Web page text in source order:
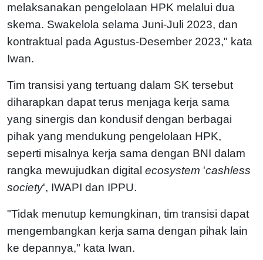
melaksanakan pengelolaan HPK melalui dua
skema. Swakelola selama Juni-Juli 2023, dan
kontraktual pada Agustus-Desember 2023," kata
Iwan.
Tim transisi yang tertuang dalam SK tersebut
diharapkan dapat terus menjaga kerja sama
yang sinergis dan kondusif dengan berbagai
pihak yang mendukung pengelolaan HPK,
seperti misalnya kerja sama dengan BNI dalam
rangka mewujudkan digital ecosystem 'cashless
society', IWAPI dan IPPU.
"Tidak menutup kemungkinan, tim transisi dapat
mengembangkan kerja sama dengan pihak lain
ke depannya," kata Iwan.